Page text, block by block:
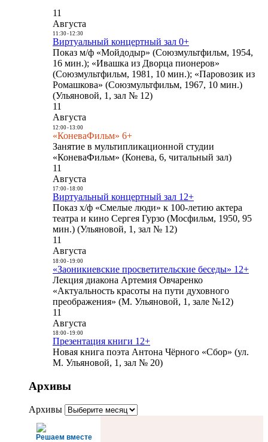
11
Августа
11:30- 12:30
Виртуальный концертный зал 0+
Показ м/ф «Мойдодыр» (Союзмультфильм, 1954,
16 мин.); «Ивашка из Дворца пионеров»
(Союзмультфильм, 1981, 10 мин.); «Паровозик из
Ромашкова» (Союзмультфильм, 1967, 10 мин.)
(Ульяновой, 1, зал № 12)
11
Августа
12:00- 13:00
«КоневаФильм» 6+
Занятие в мультипликационной студии
«КоневаФильм» (Конева, 6, читальный зал)
11
Августа
17:00- 18:00
Виртуальный концертный зал 12+
Показ х/ф «Смелые люди» к 100-летию актера
театра и кино Сергея Гурзо (Мосфильм, 1950, 95
мин.) (Ульяновой, 1, зал № 12)
11
Августа
18:00- 19:00
«Заоникиевские просветительские беседы» 12+
Лекция диакона Артемия Овчаренко
«Актуальность красоты на пути духовного
преображения» (М. Ульяновой, 1, зале №12)
11
Августа
18:00- 19:00
Презентация книги 12+
Новая книга поэта Антона Чёрного «Сбор» (ул.
М. Ульяновой, 1, зал № 20)
Архивы
Архивы
Решаем вместе